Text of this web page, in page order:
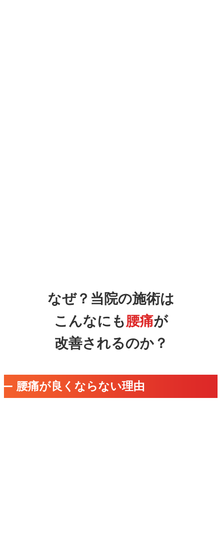
なぜ？当院の施術は
こんなにも腰痛が
改善されるのか？
腰痛が良くならない理由